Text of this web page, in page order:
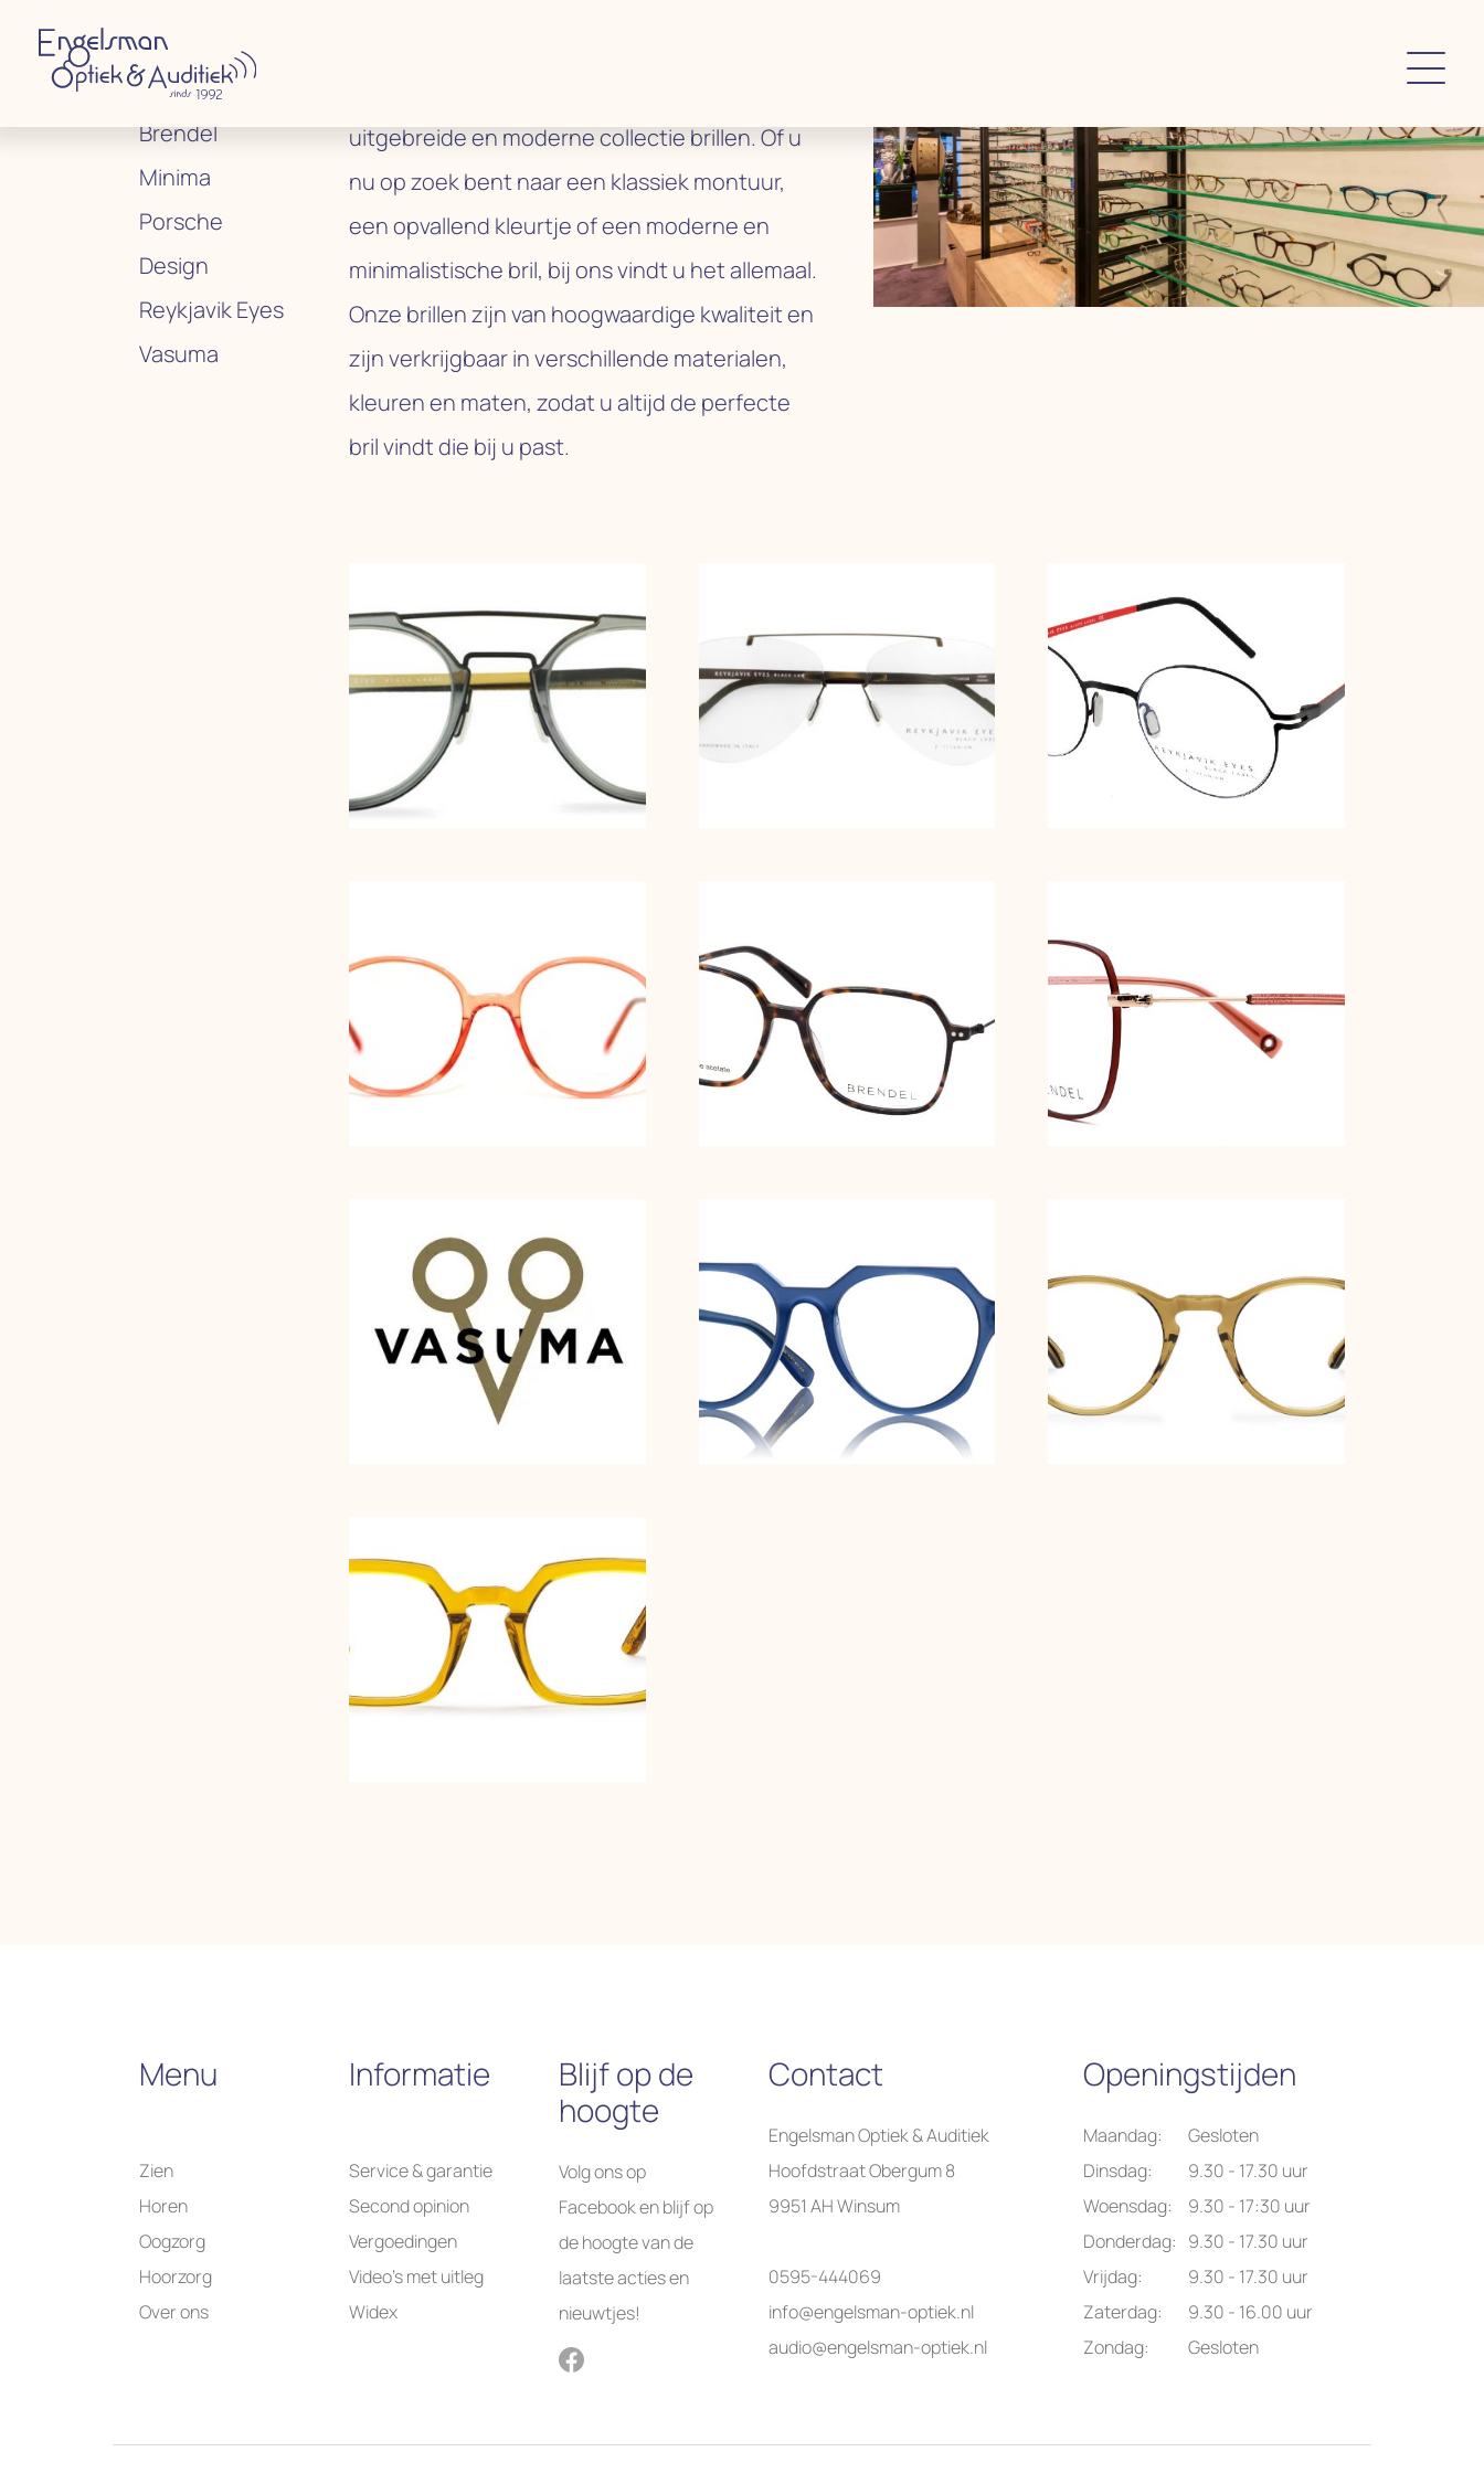
Collectie
Brendel
Minima
Porsche
Design
Reykjavik Eyes
Vasuma
uitgebreide en moderne collectie brillen. Of u
nu op zoek bent naar een klassiek montuur,
een opvallend kleurtje of een moderne en
minimalistische bril, bij ons vindt u het allemaal.
Onze brillen zijn van hoogwaardige kwaliteit en
zijn verkrijgbaar in verschillende materialen,
kleuren en maten, zodat u altijd de perfecte
bril vindt die bij u past.
Menu
Zien
Horen
Oogzorg
Hoorzorg
Over ons
Informatie
Service & garantie
Second opinion
Vergoedingen
Video’s met uitleg
Widex
Blijf op de
hoogte
Volg ons op
Facebook en blijf op
de hoogte van de
laatste acties en
nieuwtjes!
Contact
Engelsman Optiek & Auditiek
Hoofdstraat Obergum 8
9951 AH Winsum
0595-444069
info@engelsman-optiek.nl
audio@engelsman-optiek.nl
Openingstijden
Maandag:
Gesloten
Dinsdag:
9.30 - 17.30 uur
Woensdag:
9.30 - 17:30 uur
Donderdag: 9.30 - 17.30 uur
Vrijdag:
9.30 - 17.30 uur
Zaterdag:
9.30 - 16.00 uur
Zondag:
Gesloten